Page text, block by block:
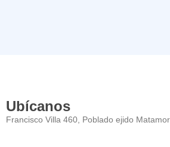
Ubícanos
Francisco Villa 460, Poblado ejido